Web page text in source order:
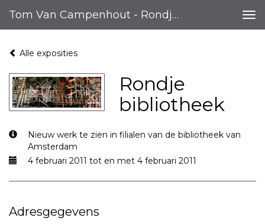
Tom Van Campenhout - Rondje Bibliotheek
Alle exposities
Rondje
bibliotheek
Nieuw werk te zien in filialen van de bibliotheek van
Amsterdam
4 februari 2011 tot en met 4 februari 2011
Adresgegevens